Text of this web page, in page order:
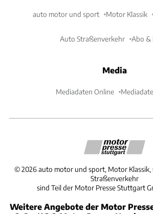
auto motor und sport Motor Klassik
Auto Straßenverkehr Abo &
Media
Mediadaten Online
©2026 auto motor und sport, Motor
Straßenverkehr
sind Teil der Motor Presse Stuttgart
Weitere Angebote der Motor